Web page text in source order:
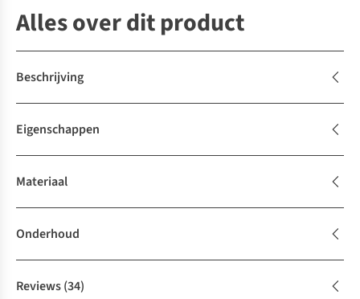
Alles over dit product
Beschrijving
Eigenschappen
Materiaal
Onderhoud
Reviews(34)